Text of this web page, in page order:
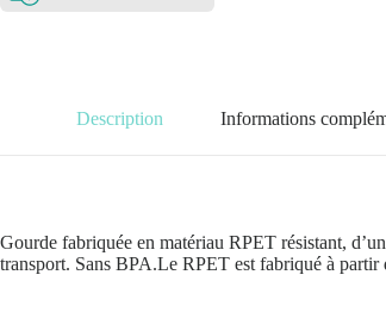
Description Informations
Gourde fabriquée en matériau RPET résistant,
transport. Sans BPA.Le RPET est fabriqué à